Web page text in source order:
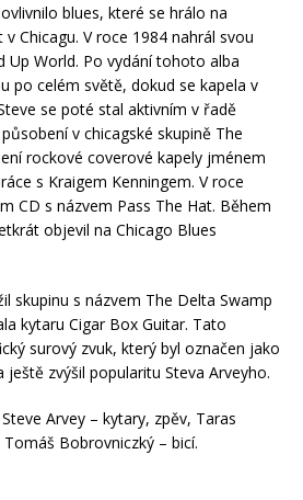
blues, které se hrálo na
Chicagu. V roce 1984 nahrál svou
Up World. Po vydání tohoto alba
po celém světě, dokud se kapela v
se poté stal aktivním v řadě
v chicagské skupině The
rockové coverové kapely jménem
s Kraigem Kenningem. V roce
CD s názvem Pass The Hat. Během
objevil na Chicago Blues
skupinu s názvem The Delta Swamp
kytaru Cigar Box Guitar. Tato
surový zvuk, který byl označen jako
ještě zvýšil popularitu Steva Arveyho.
Arvey – kytary, zpěv, Taras
Bobrovniczký – bicí.